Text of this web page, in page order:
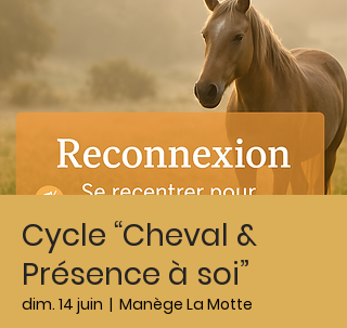
Cycle “Cheval &
Présence à soi”
dim. 14 juin
  |
Manège La Motte